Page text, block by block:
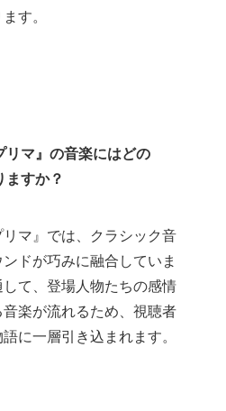
す。
リマ』の音楽にはどの
ますか？
リマ』では、クラシック音
ドが巧みに融合していま
て、登場人物たちの感情
楽が流れるため、視聴者
に一層引き込まれます。